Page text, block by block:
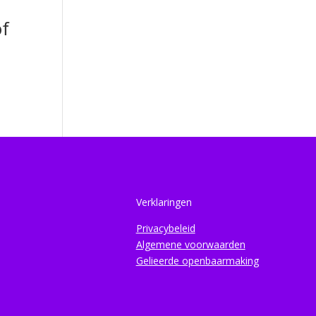
Verklaringen
Privacybeleid
Algemene voorwaarden
Gelieerde openbaarmaking